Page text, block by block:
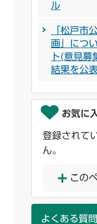
ル
「松戸市
画」につ
ト(意見募
結果を公
お気に
登録されて
ん。
この
よくある質